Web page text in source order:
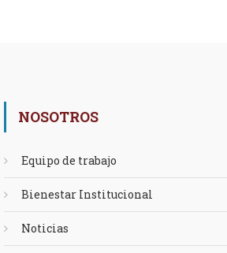
NOSOTROS
Equipo de trabajo
Bienestar Institucional
Noticias